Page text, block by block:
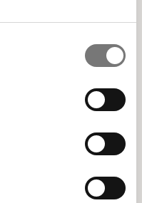
pe ingrediente
vegane naturale,
formulate cu
atenție și cu